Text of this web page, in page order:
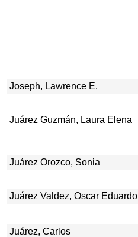
Joseph, Lawrence E.
Juárez Guzmán, Laura Elena
Juárez Orozco, Sonia
Juárez Valdez, Oscar Eduardo
Juárez, Carlos